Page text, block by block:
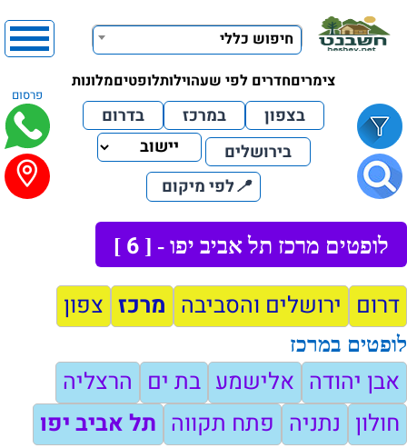
חיפוש כללי
צימריםחדרים לפי שעהוילותלופטיםמלונות
פרסום
בצפון במרכז
בדרום
בירושלים
📍לפי מיקום
לופטים מרכז תל אביב יפו - [ 6
]
דרום ירושלים והסביבה מרכז צפון
לופטים במרכז
אבן יהודה אלישמע בת ים הרצליה
חולון נתניה פתח תקווה תל אביב יפו